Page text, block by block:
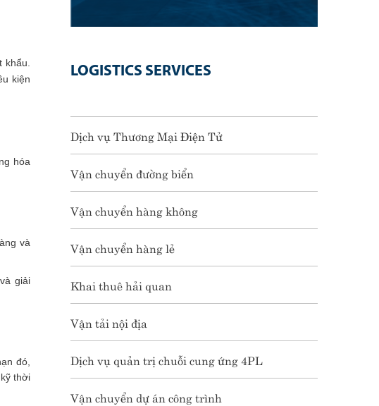
khẩu.
kiện
hóa
và
giải
đó,
thời
LOGISTICS SERVICES
Dịch vụ Thương Mại Điện Tử
Vận chuyển đường biển
Vận chuyển hàng không
Vận chuyển hàng lẻ
Khai thuê hải quan
Vận tải nội địa
Dịch vụ quản trị chuỗi cung ứng 4PL
Vận chuyển dự án công trình